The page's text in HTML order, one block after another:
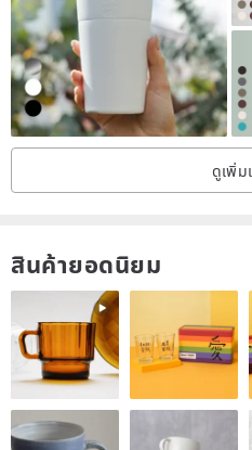
ดูเพิ่ม
สินค้ายอดนิยม